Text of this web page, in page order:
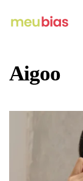
Aigoo